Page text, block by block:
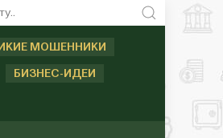
МОШЕННИКИ
БИЗНЕС-ИДЕИ